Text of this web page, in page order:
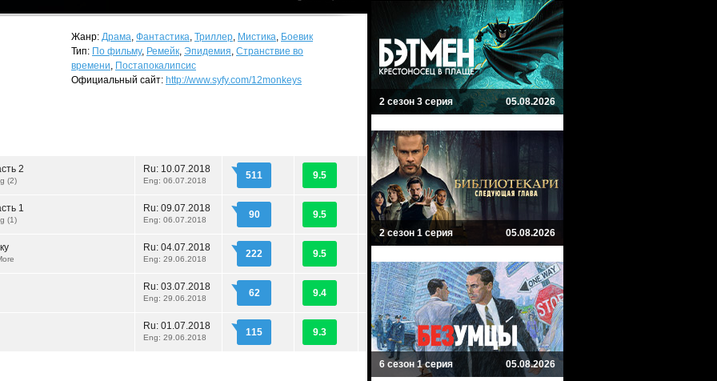
Жанр: Драма, Фантастика, Триллер, Мистика, Боевик
Тип: По фильму, Ремейк, Эпидемия, Странствие во
времени, Постапокалипсис
Официальный сайт: http://www.syfy.com/12monkeys
2
(2)
Ru: 10.07.2018
Eng: 06.07.2018 511 9.5
1
(1)
Ru: 09.07.2018
Eng: 06.07.2018 90 9.5
Ru: 04.07.2018
Eng: 29.06.2018 222 9.5
Ru: 03.07.2018
Eng: 29.06.2018 62 9.4
Ru: 01.07.2018
Eng: 29.06.2018 115 9.3
2 сезон 3 серия 05.08.2026
2 сезон 1 серия 05.08.2026
6 сезон 1 серия 05.08.2026